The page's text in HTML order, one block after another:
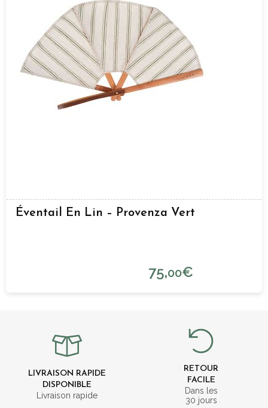
Éventail En Lin – Provenza Vert
75,00€
LIVRAISON RAPIDE
DISPONIBLE
Livraison rapide
RETOUR
FACILE
Dans les
30 jours